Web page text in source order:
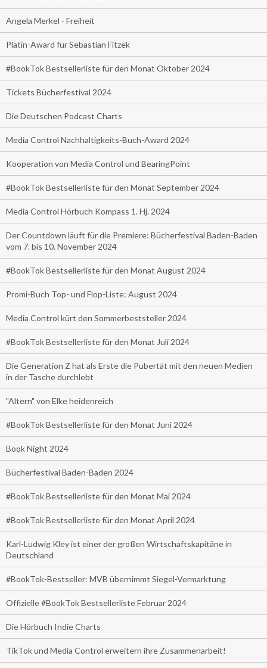
Angela Merkel - Freiheit
Platin-Award für Sebastian Fitzek
#BookTok Bestsellerliste für den Monat Oktober 2024
Tickets Bücherfestival 2024
Die Deutschen Podcast Charts
Media Control Nachhaltigkeits-Buch-Award 2024
Kooperation von Media Control und BearingPoint
#BookTok Bestsellerliste für den Monat September 2024
Media Control Hörbuch Kompass 1. Hj. 2024
Der Countdown läuft für die Premiere: Bücherfestival Baden-Baden
vom 7. bis 10. November 2024
#BookTok Bestsellerliste für den Monat August 2024
Promi-Buch Top- und Flop-Liste: August 2024
Media Control kürt den Sommerbeststeller 2024
#BookTok Bestsellerliste für den Monat Juli 2024
Die Generation Z hat als Erste die Pubertät mit den neuen Medien
in der Tasche durchlebt
"Altern" von Elke heidenreich
#BookTok Bestsellerliste für den Monat Juni 2024
Book Night 2024
Bücherfestival Baden-Baden 2024
#BookTok Bestsellerliste für den Monat Mai 2024
#BookTok Bestsellerliste für den Monat April 2024
Karl-Ludwig Kley ist einer der großen Wirtschaftskapitäne in
Deutschland
#BookTok-Bestseller: MVB übernimmt Siegel-Vermarktung
Offizielle #BookTok Bestsellerliste Februar 2024
Die Hörbuch Indie Charts
TikTok und Media Control erweitern ihre Zusammenarbeit!